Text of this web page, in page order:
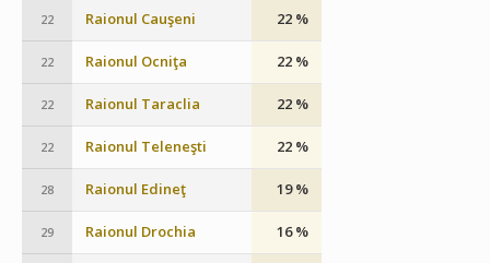
22 Raionul Cauşeni 22 %
22 Raionul Ocniţa 22 %
22 Raionul Taraclia 22 %
22 Raionul Teleneşti 22 %
28 Raionul Edineţ 19 %
29 Raionul Drochia 16 %